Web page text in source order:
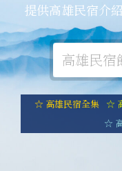
提供高雄民宿介
☆ 高雄民宿全集
☆
☆